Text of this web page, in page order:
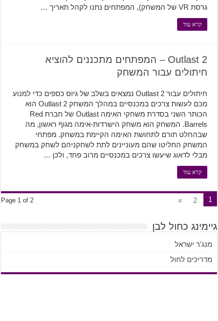
גרסת VR של המשחק), המפתחים נתנו לקהל תאריך …
קרא עוד
Outlast 2 – המפתחים מתכננים להוציא
חיתולים עבור המשחק
חיתולים עבור Outlast 2 נמצאים בשלב של גיוס כספים כדי למנוע
מכם לעשות צרכים במכנסיים במהלך המשחק Outlast 2 הוא
הכותר השני בסדרת משחקי האימה Outlast של חברת Red
Barrels. המשחק הוא משחק הישרדות-אימה מגוף ראשון, מה
שבהחלט תורם לתחושת האימה הקיימת במשחק. מפתחי
המשחק החליטו שהם מעוניינים לתת לשחקניהם לשחק במשחק
מבלי לדאוג שיעשו צרכים במכנסיים מרוב פחד, ולכן …
קרא עוד
Page 1 of 2 1
2
»
גיימינג כחול לבן
מנג'ר ישראל
מדריכים לחול